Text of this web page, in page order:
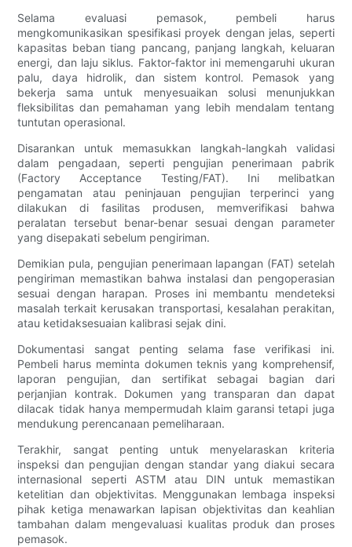
Selama evaluasi pemasok, pembeli harus
mengkomunikasikan spesifikasi proyek dengan jelas, seperti
kapasitas beban tiang pancang, panjang langkah, keluaran
energi, dan laju siklus. Faktor-faktor ini memengaruhi ukuran
palu, daya hidrolik, dan sistem kontrol. Pemasok yang
bekerja sama untuk menyesuaikan solusi menunjukkan
fleksibilitas dan pemahaman yang lebih mendalam tentang
tuntutan operasional.
Disarankan untuk memasukkan langkah-langkah validasi
dalam pengadaan, seperti pengujian penerimaan pabrik
(Factory Acceptance Testing/FAT). Ini melibatkan
pengamatan atau peninjauan pengujian terperinci yang
dilakukan di fasilitas produsen, memverifikasi bahwa
peralatan tersebut benar-benar sesuai dengan parameter
yang disepakati sebelum pengiriman.
Demikian pula, pengujian penerimaan lapangan (FAT) setelah
pengiriman memastikan bahwa instalasi dan pengoperasian
sesuai dengan harapan. Proses ini membantu mendeteksi
masalah terkait kerusakan transportasi, kesalahan perakitan,
atau ketidaksesuaian kalibrasi sejak dini.
Dokumentasi sangat penting selama fase verifikasi ini.
Pembeli harus meminta dokumen teknis yang komprehensif,
laporan pengujian, dan sertifikat sebagai bagian dari
perjanjian kontrak. Dokumen yang transparan dan dapat
dilacak tidak hanya mempermudah klaim garansi tetapi juga
mendukung perencanaan pemeliharaan.
Terakhir, sangat penting untuk menyelaraskan kriteria
inspeksi dan pengujian dengan standar yang diakui secara
internasional seperti ASTM atau DIN untuk memastikan
ketelitian dan objektivitas. Menggunakan lembaga inspeksi
pihak ketiga menawarkan lapisan objektivitas dan keahlian
tambahan dalam mengevaluasi kualitas produk dan proses
pemasok.